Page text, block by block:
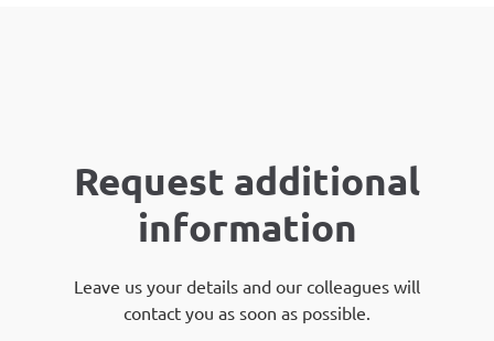
Request additional
information
Leave us your details and our colleagues will
contact you as soon as possible.